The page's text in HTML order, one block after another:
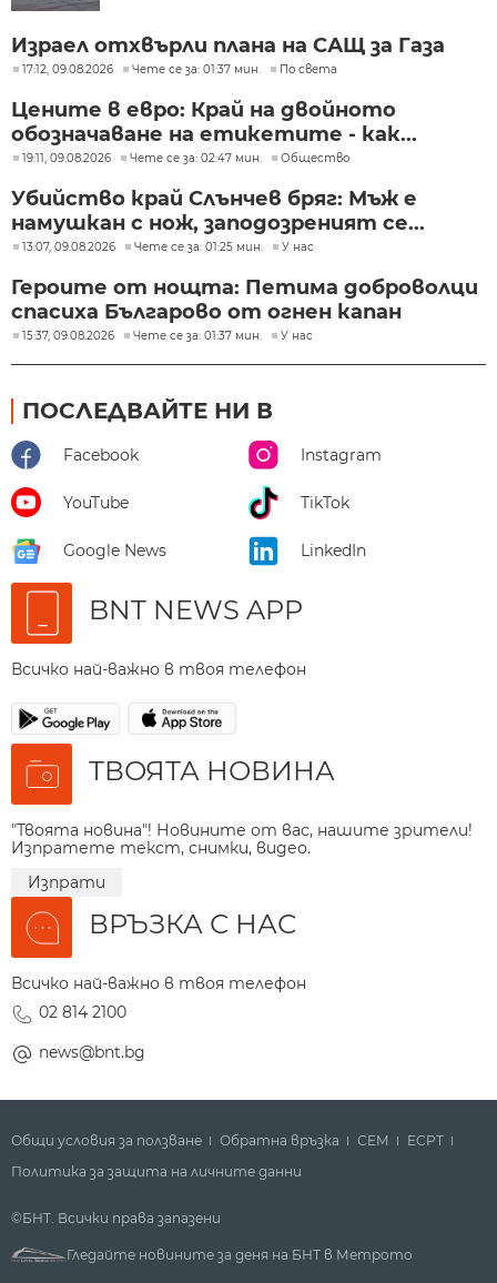
Израел отхвърли плана на САЩ за Газа
17:12, 09.08.2026 Чете се за: 01:37 мин. По света
Цените в евро: Край на двойното
обозначаване на етикетите - как...
19:11, 09.08.2026 Чете се за: 02:47 мин. Общество
Убийство край Слънчев бряг: Мъж е
намушкан с нож, заподозреният се...
13:07, 09.08.2026 Чете се за: 01:25 мин. У нас
Героите от нощта: Петима доброволци
спасиха Българово от огнен капан
15:37, 09.08.2026 Чете се за: 01:37 мин. У нас
ПОСЛЕДВАЙТЕ НИ В
Facebook Instagram
YouTube TikTok
Google News LinkedIn
BNT NEWS APP
Всичко най-важно в твоя телефон
ТВОЯТА НОВИНА
"Твоята новина"! Новините от вас, нашите зрители!
Изпратете текст, снимки, видео.
Изпрати
ВРЪЗКА С НАС
Всичко най-важно в твоя телефон
02 814 2100
news@bnt.bg
Общи условия за ползване Обратна връзка СЕМ
ECPT
Политика за защита на личните данни
©БНТ. Всички права запазени
Гледайте новините за деня на БНТ в Метрото